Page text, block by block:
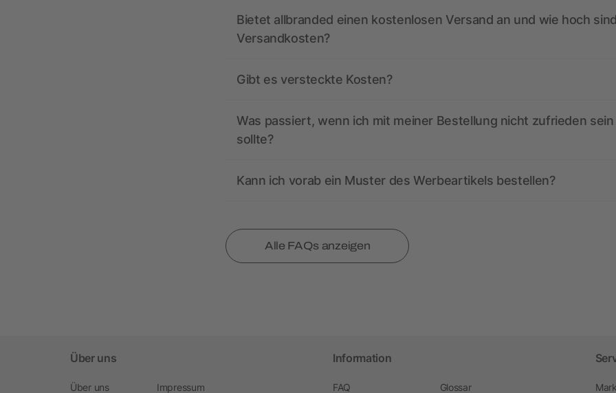
Bietet allbranded einen kostenlosen Versand an und wie hoch
Versandkosten?
Gibt es versteckte Kosten?
Was passiert, wenn ich mit meiner Bestellung nicht zufrieden sein
sollte?
Kann ich vorab ein Muster des Werbeartikels bestellen?
Alle FAQs anzeigen
Über uns
Über uns
Impressum
Information
FAQ
Glossar